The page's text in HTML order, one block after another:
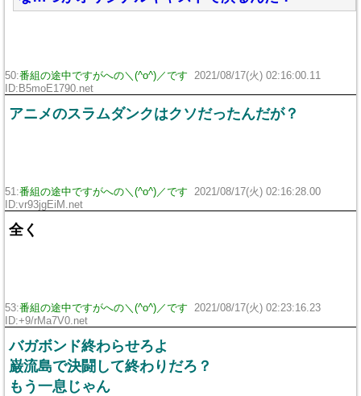
50:番組の途中ですがへの＼(^o^)／です
2021/08/17(火) 02:16:00.11
ID:B5moE1790.net
アニメのスラムダンクはクソだったんだが？
51:番組の途中ですがへの＼(^o^)／です
2021/08/17(火) 02:16:28.00
ID:vr93jgEiM.net
全く
53:番組の途中ですがへの＼(^o^)／です
2021/08/17(火) 02:23:16.23
ID:+9/rMa7V0.net
バガボンド終わらせろよ
巌流島で決闘して終わりだろ？
もう一息じゃん